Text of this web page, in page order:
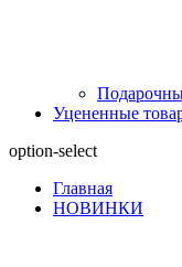
Уцененные
option-select
Главная
НОВИНКИ